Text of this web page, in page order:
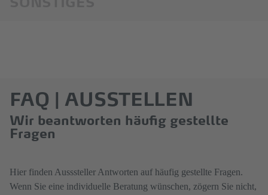
FAQ | AUSSTELLEN
Wir beantworten häufig gestellte
Fragen
Hier finden Ausssteller Antworten auf häufig gestellte Fragen.
Wenn Sie eine individuelle Beratung wünschen, zögern Sie nicht,